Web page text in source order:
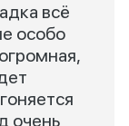
всё
особо
очень